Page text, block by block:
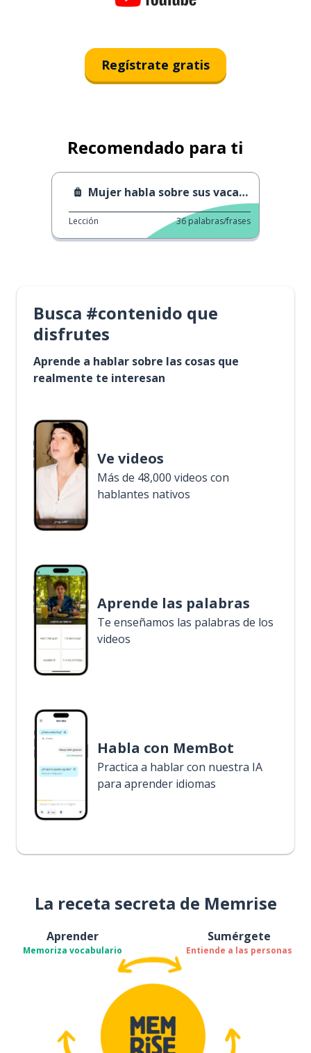
Regístrate gratis
Recomendado para ti
Mujer habla sobre sus vacaciones
Lección 36 palabras/frases
Busca #contenido que
disfrutes
Aprende a hablar sobre las cosas que
realmente te interesan
Ve videos
Más de 48,000 videos con
hablantes nativos
Aprende las palabras
Te enseñamos las palabras de los
videos
Habla con MemBot
Practica a hablar con nuestra IA
para aprender idiomas
La receta secreta de Memrise
Aprender
Memoriza vocabulario
Sumérgete
Entiende a las personas